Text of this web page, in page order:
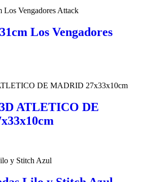
Los Vengadores
ATLETICO DE